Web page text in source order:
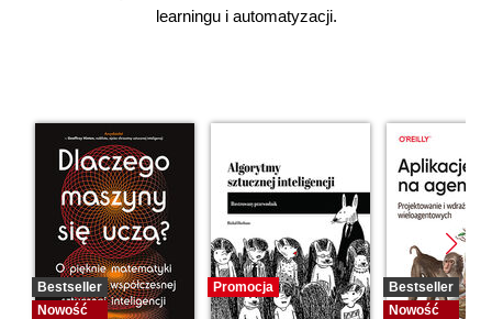
learningu i automatyzacji.
Bestseller
Nowość
Promocja
Bestseller
Nowość